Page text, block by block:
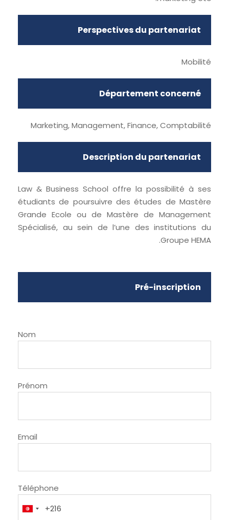
Perspectives du partenariat
Mobilité
Département concerné
Marketing, Management, Finance, Comptabilité
Description du partenariat
Law & Business School offre la possibilité à ses
étudiants de poursuivre des études de Mastère
Grande Ecole ou de Mastère de Management
Spécialisé, au sein de l’une des institutions du
Groupe HEMA.
Pré-inscription
Nom
Prénom
Email
Téléphone